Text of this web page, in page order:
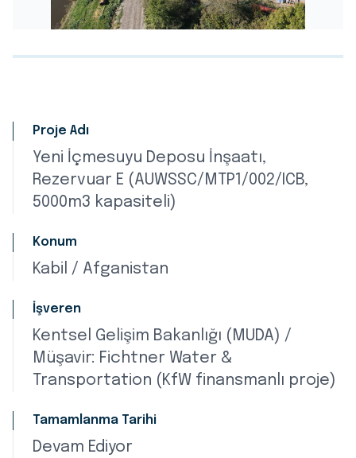
Proje Adı
Yeni İçmesuyu Deposu İnşaatı,
Rezervuar E (AUWSSC/MTP1/002/ICB,
5000m3 kapasiteli)
Konum
Kabil / Afganistan
İşveren
Kentsel Gelişim Bakanlığı (MUDA) /
Müşavir: Fichtner Water &
Transportation (KfW finansmanlı proje)
Tamamlanma Tarihi
Devam Ediyor